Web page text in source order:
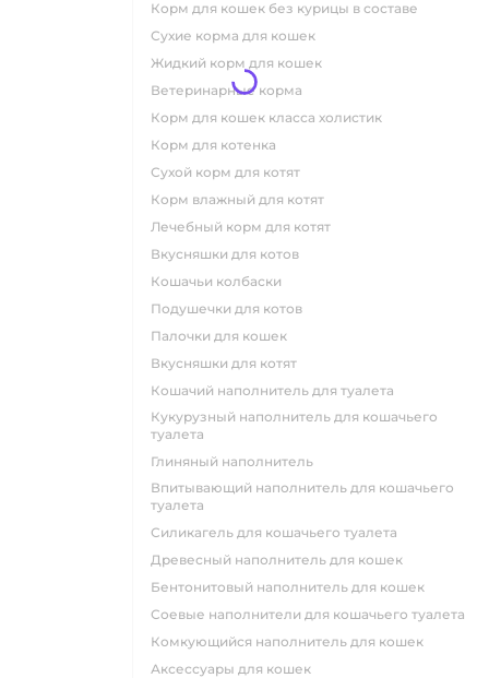
корм для кошек без курицы в составе
сухие корма для кошек
жидкий корм для кошек
ветеринарные корма
корм для кошек класса холистик
корм для котенка
сухой корм для котят
корм влажный для котят
лечебный корм для котят
вкусняшки для котов
кошачьи колбаски
подушечки для котов
палочки для кошек
вкусняшки для котят
кошачий наполнитель для туалета
кукурузный наполнитель для кошачьего
туалета
глиняный наполнитель
впитывающий наполнитель для кошачьего
туалета
силикагель для кошачьего туалета
древесный наполнитель для кошек
бентонитовый наполнитель для кошек
соевые наполнители для кошачьего туалета
комкующийся наполнитель для кошек
аксессуары для кошек